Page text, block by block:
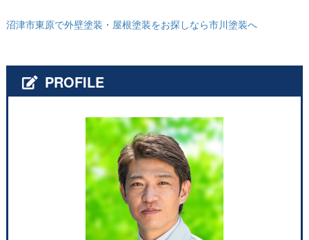
沼津市東原で外壁塗装・屋根塗装をお探しなら市川塗装へ
PROFILE